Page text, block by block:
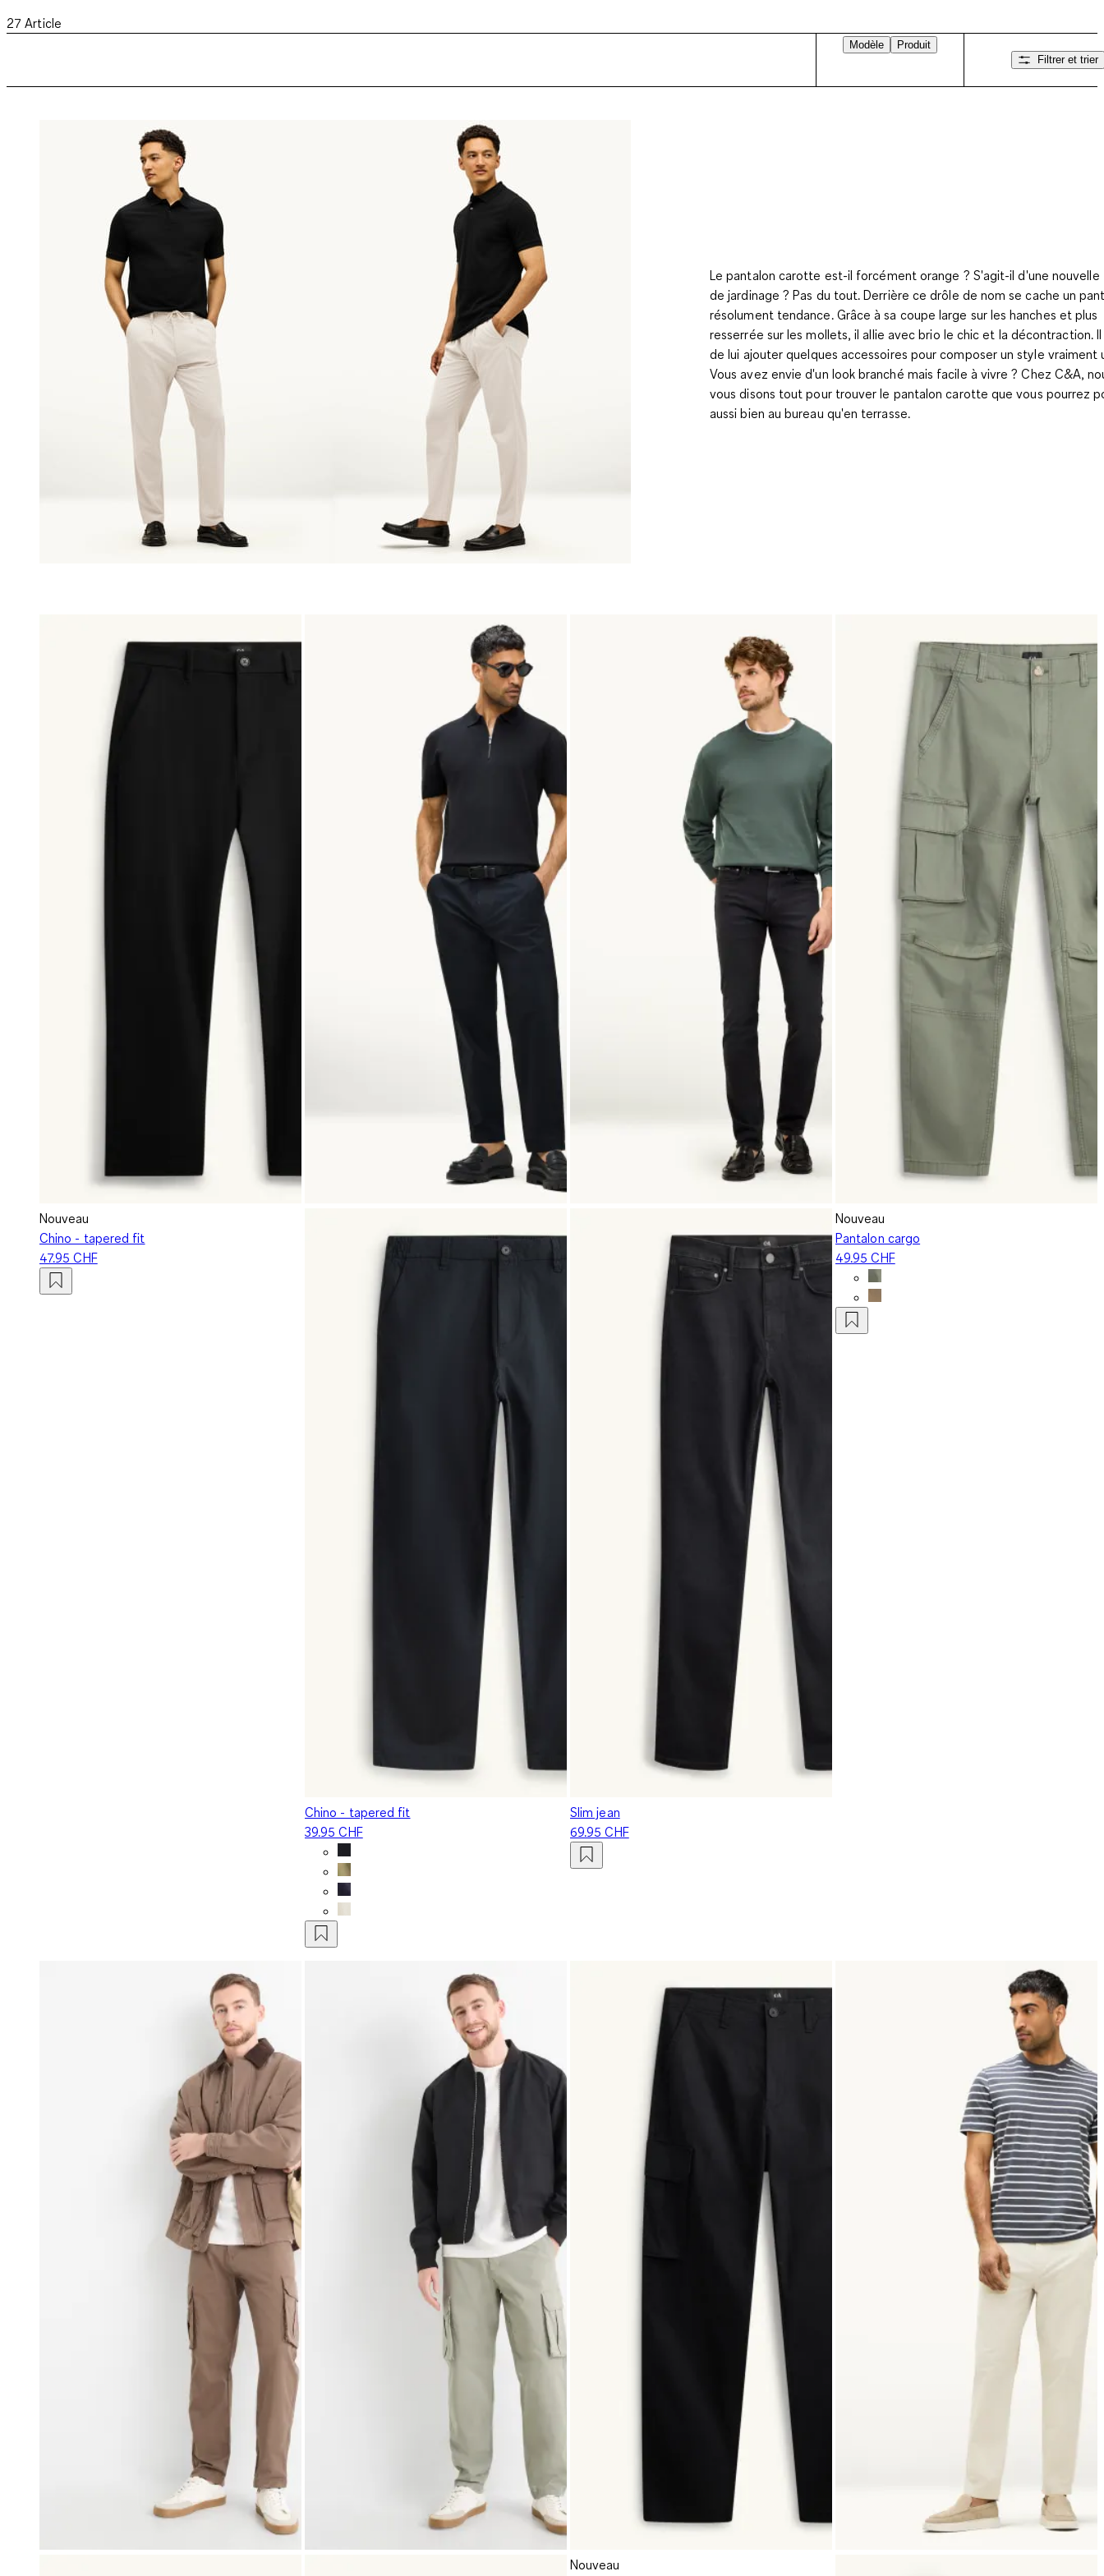
27 Article
Modèle
Produit
Filtrer et trier
Le pantalon carotte est-il forcément orange ? S'agit-il d'une nouvelle
de jardinage ? Pas du tout. Derrière ce drôle de nom se cache un
résolument tendance. Grâce à sa coupe large sur les hanches et plus
resserrée sur les mollets, il allie avec brio le chic et la décontraction.
de lui ajouter quelques accessoires pour composer un style vraiment
Vous avez envie d'un look branché mais facile à vivre ? Chez C&A,
vous disons tout pour trouver le pantalon carotte que vous pourrez
aussi bien au bureau qu'en terrasse.
Nouveau
Chino - tapered fit
47.95 CHF
Chino - tapered fit
39.95 CHF
Slim jean
69.95 CHF
Nouveau
Pantalon cargo
49.95 CHF
Nouveau